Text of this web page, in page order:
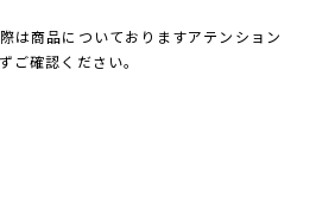
は商品についておりますアテンション
ご確認ください。